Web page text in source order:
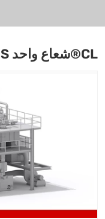
CL®شعاع واحد S